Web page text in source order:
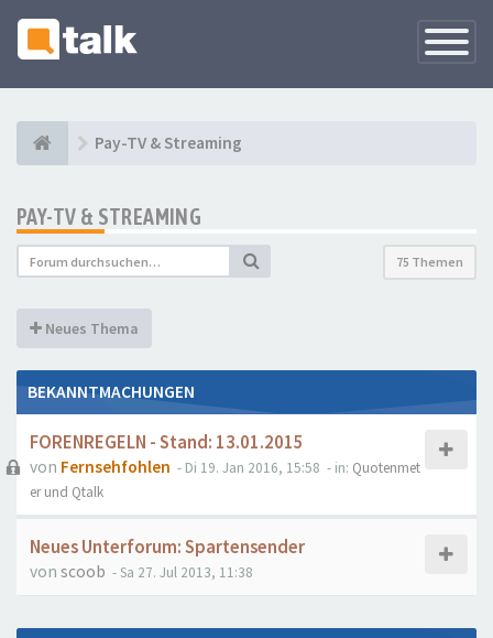
Pay-TV & Streaming
PAY-TV & STREAMING
75 Themen
Neues Thema
BEKANNTMACHUNGEN
FORENREGELN - Stand: 13.01.2015
von Fernsehfohlen - Di 19. Jan 2016, 15:58 - in: Quotenmet
er und Qtalk
Neues Unterforum: Spartensender
von scoob - Sa 27. Jul 2013, 11:38